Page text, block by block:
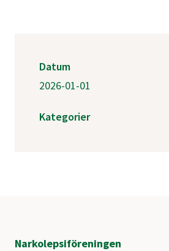
Datum
2026-01-01
Kategorier
Narkolepsiföreningen